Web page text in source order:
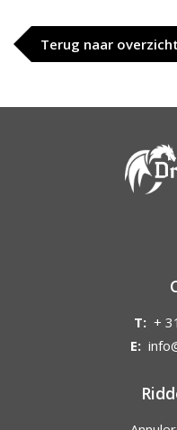
Terug naar overzicht
T: +
E: